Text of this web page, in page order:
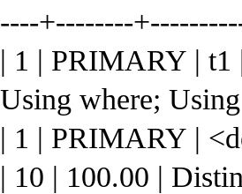
----+--------
| 1 | PRIMARY |
Using where;
| 1 | PRIMARY |
| 10 | 100.00 |